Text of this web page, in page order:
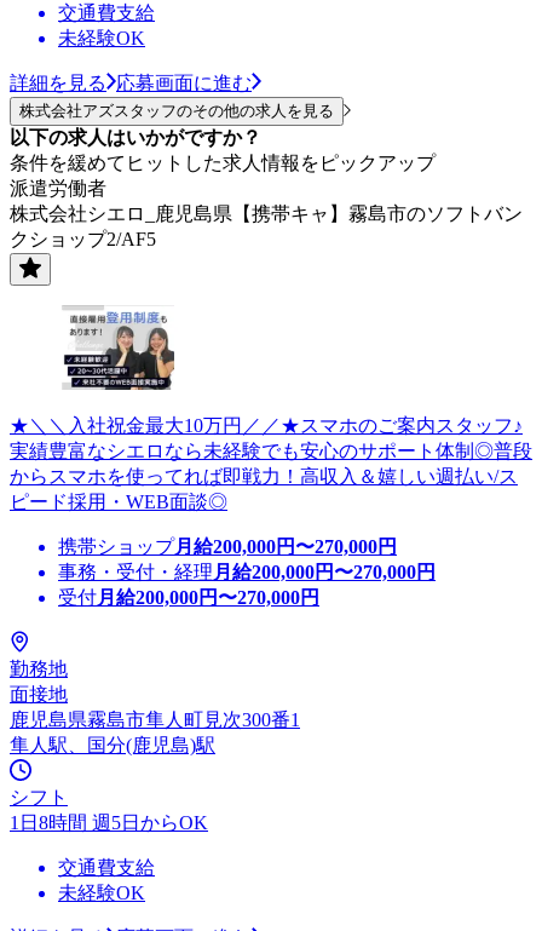
交通費支給
未経験OK
詳細を見る 応募画面に進む
株式会社アズスタッフのその他の求人を見る
以下の求人はいかがですか？
条件を緩めてヒットした求人情報をピックアップ
派遣労働者
株式会社シエロ_鹿児島県【携帯キャ】霧島市のソフトバン
クショップ2/AF5
★＼＼入社祝金最大10万円／／★スマホのご案内スタッフ♪
実績豊富なシエロなら未経験でも安心のサポート体制◎普段
からスマホを使ってれば即戦力！高収入＆嬉しい週払い/ス
ピード採用・WEB面談◎
携帯ショップ月給200,000円〜270,000円
事務・受付・経理 月給200,000円〜270,000円
受付月給200,000円〜270,000円
勤務地
面接地
鹿児島県霧島市隼人町見次300番1
隼人駅、国分(鹿児島)駅
シフト
1日8時間 週5日からOK
交通費支給
未経験OK